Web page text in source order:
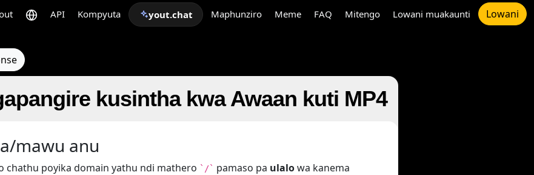
API Kompyuta yout.chat Maphunziro Meme FAQ Mitengo Lowani muakaunti Lowani
kusintha kwa Awaan kuti MP4
mawu anu
chathu poyika domain yathu ndi mathero `/` pamaso pa ulalowa kanema